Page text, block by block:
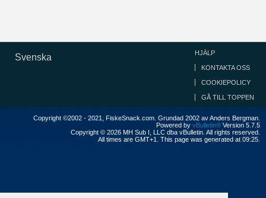
Svenska HJÄLP
KONTAKTA OSS
COOKIEPOLICY
GÅ TILL TOPPEN
Copyright ©2002 - 2021, FiskeSnack.com. Grundad 2002 av Anders Bergman.
Powered by vBulletin® Version 5.7.5
Copyright © 2026 MH Sub I, LLC dba vBulletin. All rights reserved.
All times are GMT+1. This page was generated at 09:25.